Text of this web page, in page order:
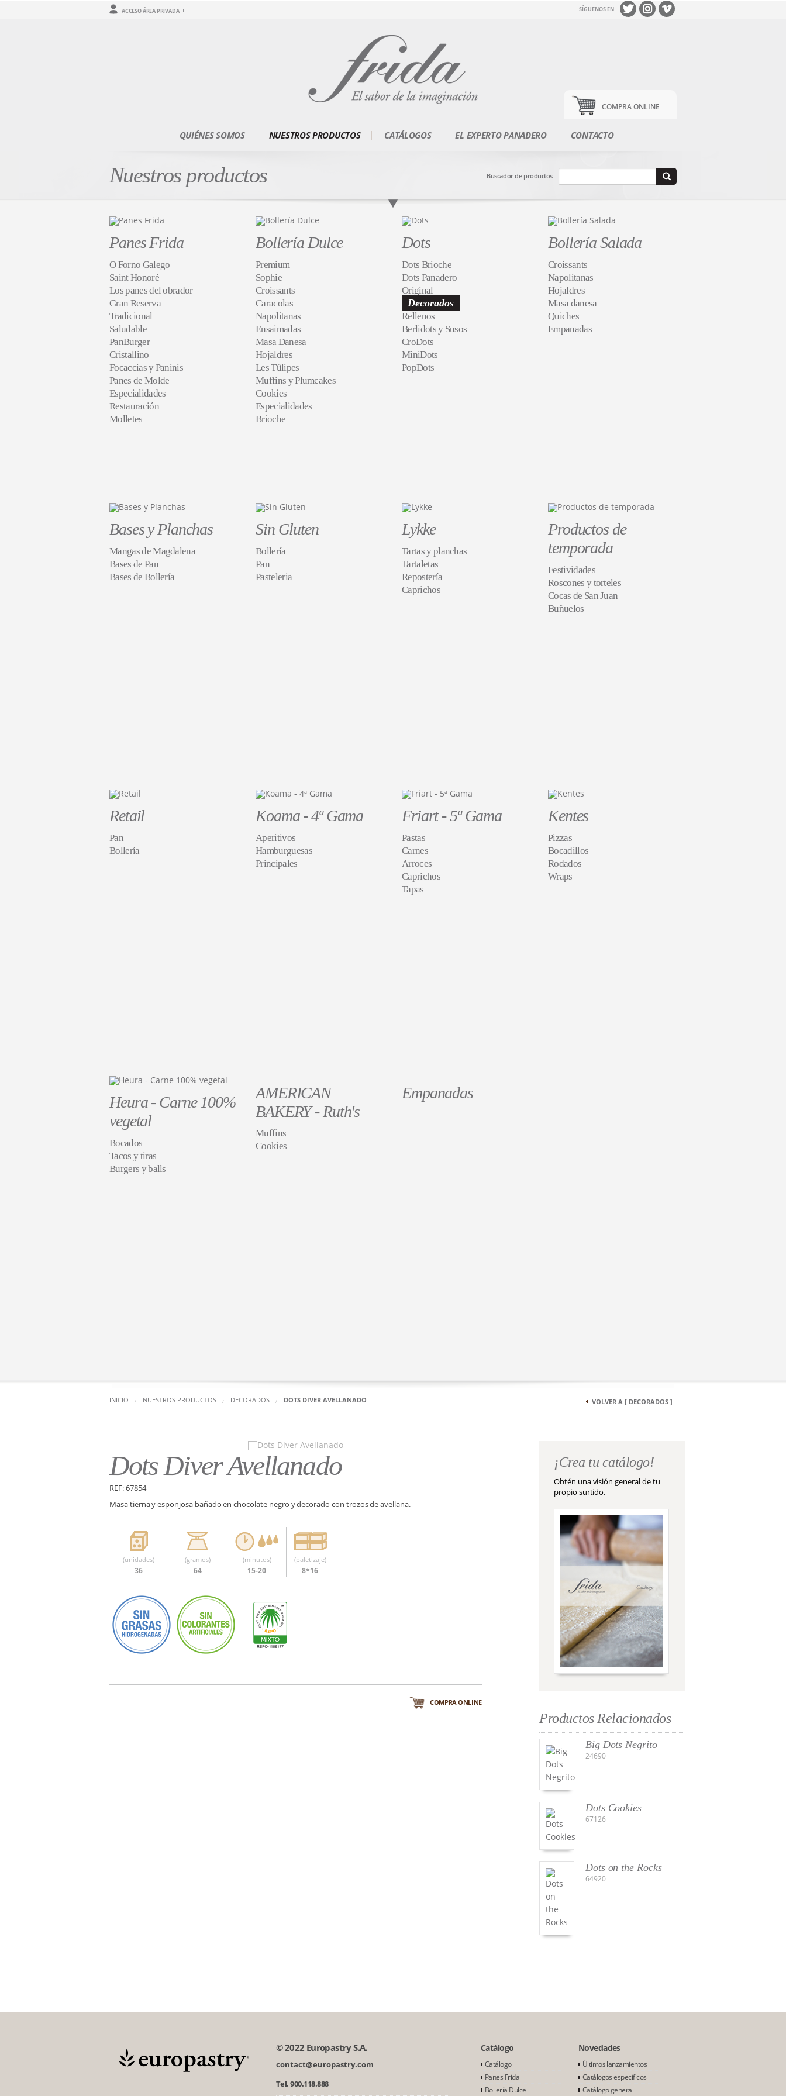
ACCESO ÁREA PRIVADA SÍGUENOS EN
COMPRA ONLINE
QUIÉNES SOMOS NUESTROS PRODUCTOS CATÁLOGOS EL EXPERTO PANADERO CONTACTO
Nuestros productos Buscador de productos
Panes Frida
O Forno Galego
Saint Honoré
Los panes del obrador
Gran Reserva
Tradicional
Saludable
PanBurger
Cristallino
Focaccias y Paninis
Panes de Molde
Especialidades
Restauración
Molletes
Bollería Dulce
Premium
Sophie
Croissants
Caracolas
Napolitanas
Ensaimadas
Masa Danesa
Hojaldres
Les Tûlipes
Muffins y Plumcakes
Cookies
Especialidades
Brioche
Dots
Dots Brioche
Dots Panadero
Original
Decorados
Rellenos
Berlidots y Susos
CroDots
MiniDots
PopDots
Bollería Salada
Croissants
Napolitanas
Hojaldres
Masa danesa
Quiches
Empanadas
Bases y Planchas
Mangas de Magdalena
Bases de Pan
Bases de Bollería
Sin Gluten
Bollería
Pan
Pasteleria
Lykke
Tartas y planchas
Tartaletas
Repostería
Caprichos
Productos de
temporada
Festividades
Roscones y torteles
Cocas de San Juan
Buñuelos
Retail
Pan
Bollería
Koama - 4ª Gama
Aperitivos
Hamburguesas
Principales
Friart - 5ª Gama
Pastas
Carnes
Arroces
Caprichos
Tapas
Kentes
Pizzas
Bocadillos
Rodados
Wraps
Heura - Carne 100%
vegetal
Bocados
Tacos y tiras
Burgers y balls
AMERICAN
BAKERY - Ruth's
Muffins
Cookies
Empanadas
INICIO NUESTROS PRODUCTOS DECORADOS DOTS DIVER AVELLANADO VOLVER A [ DECORADOS ]
Dots Diver Avellanado
REF: 67854
Masa tierna y esponjosa bañado en chocolate negro y decorado con trozos de avellana.
(unidades)
36
(gramos)
64
(minutos)
15-20
(paletizaje)
8*16
COMPRA ONLINE
¡Crea tu catálogo!
Obtén una visión general de tu
propio surtido.
Productos Relacionados
Big Dots Negrito
24690
Dots Cookies
67126
Dots on the Rocks
64920
© 2022 Europastry S.A.
contact@europastry.com
Tel. 900.118.888
Catálogo
Catálogo
Panes Frida
Bollería Dulce
Novedades
Últimos lanzamientos
Catálogos específicos
Catálogo general